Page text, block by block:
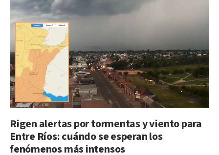
Rigen alertas por tormentas y viento para
Entre Ríos: cuándo se esperan los
fenómenos más intensos